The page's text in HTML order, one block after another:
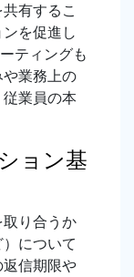
有するこ
を促進し
ティングも
業務上の
業員の本
ョン基
り合うか
）について
信期限や